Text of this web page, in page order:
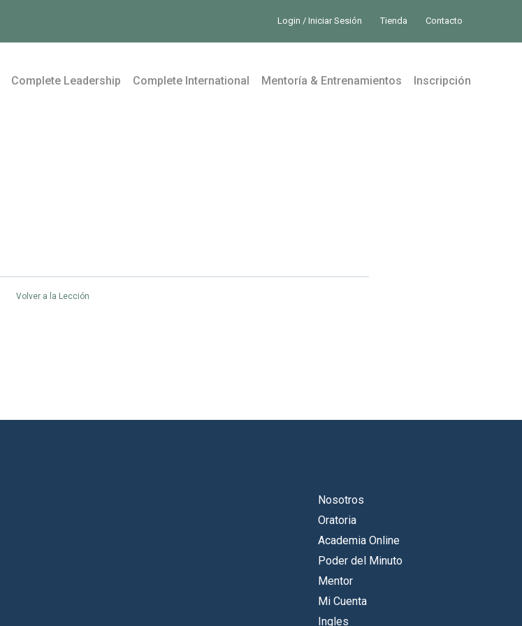
Login / Iniciar Sesión Tienda Contacto
Complete Leadership Complete International Mentoría & Entrenamientos Inscripción
Volver a la Lección
Nosotros
Oratoria
Academia Online
Poder del Minuto
Mentor
Mi Cuenta
Ingles